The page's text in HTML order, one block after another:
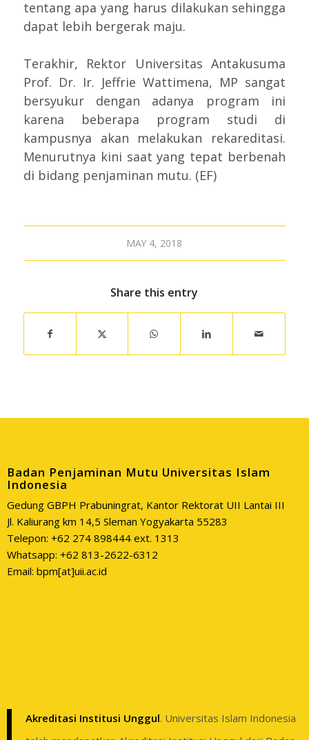
tentang apa yang harus dilakukan sehingga
dapat lebih bergerak maju.
Terakhir, Rektor Universitas Antakusuma
Prof. Dr. Ir. Jeffrie Wattimena, MP sangat
bersyukur dengan adanya program ini
karena beberapa program studi di
kampusnya akan melakukan rekareditasi.
Menurutnya kini saat yang tepat berbenah
di bidang penjaminan mutu. (EF)
MAY 4, 2018
Share this entry
Badan Penjaminan Mutu Universitas Islam
Indonesia
Gedung GBPH Prabuningrat, Kantor Rektorat UII Lantai III
Jl. Kaliurang km 14,5 Sleman Yogyakarta 55283
Telepon: +62 274 898444 ext. 1313
Whatsapp: +62 813-2622-6312
Email: bpm[at]uii.ac.id
Akreditasi Institusi Unggul. Universitas Islam Indonesia